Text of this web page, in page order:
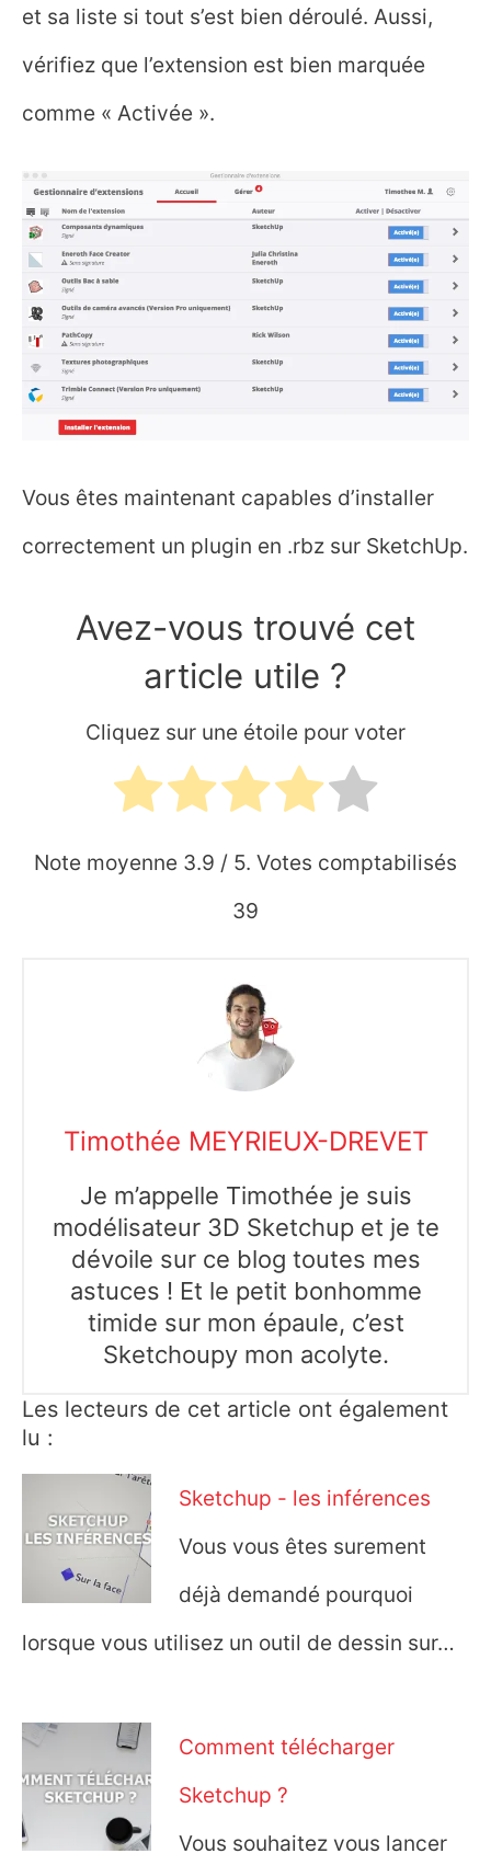
et sa liste si tout s’est bien déroulé. Aussi,
vérifiez que l’extension est bien marquée
comme « Activée ».
Vous êtes maintenant capables d’installer
correctement un plugin en .rbz sur SketchUp.
Avez-vous trouvé cet
article utile ?
Cliquez sur une étoile pour voter
Note moyenne 3.9 / 5. Votes comptabilisés
39
Timothée MEYRIEUX-DREVET
Je m’appelle Timothée je suis
modélisateur 3D Sketchup et je te
dévoile sur ce blog toutes mes
astuces ! Et le petit bonhomme
timide sur mon épaule, c’est
Sketchoupy mon acolyte.
Les lecteurs de cet article ont également
lu :
Sketchup - les inférences
Vous vous êtes surement
déjà demandé pourquoi
lorsque vous utilisez un outil de dessin sur…
Comment télécharger
Sketchup ?
Vous souhaitez vous lancer